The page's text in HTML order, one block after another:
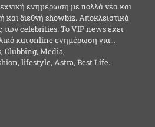
ενημέρωση με πολλά νέα και
και διεθνή showbiz. Αποκλειστικά
των celebrities. Το VIP news έχει
και online ενημέρωση για…
Clubbing, Media,
lifestyle, Astra, Best Life.